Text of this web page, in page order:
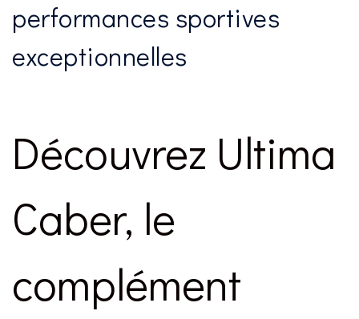
performances sportives
exceptionnelles
Découvrez Ultima
Caber, le
complément